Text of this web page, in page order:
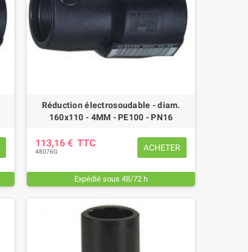
Réduction électrosoudable - diam.
160x110 - 4MM - PE100 - PN16
113,16 € TTC
48076G ACHETER
Expédié sous 48/72 h